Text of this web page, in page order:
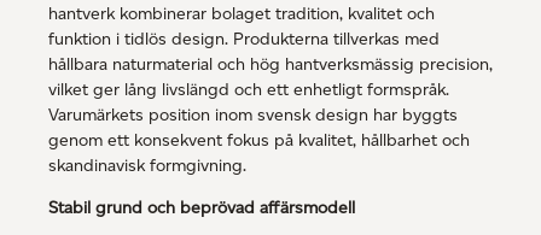
hantverk kombinerar bolaget tradition, kvalitet och
funktion i tidlös design. Produkterna tillverkas med
hållbara naturmaterial och hög hantverksmässig precision,
vilket ger lång livslängd och ett enhetligt formspråk.
Varumärkets position inom svensk design har byggts
genom ett konsekvent fokus på kvalitet, hållbarhet och
skandinavisk formgivning.
Stabil grund och beprövad affärsmodell